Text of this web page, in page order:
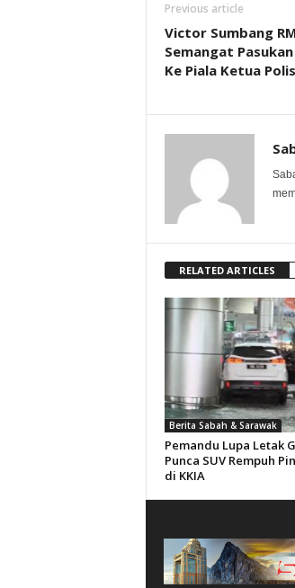
Previous article
Victor Sumbang
Semangat
Ke Piala Ketua
RELATED ARTICLES
Berita Sabah & Sarawak
Pemandu Lupa Letak
Punca SUV Rempuh
di KKIA